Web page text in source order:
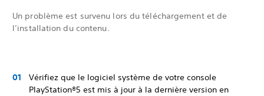
Un problème est survenu lors du téléchargement et de
l’installation du contenu.
Vérifiez que le logiciel système de votre console
PlayStation®5 est mis à jour à la dernière version en